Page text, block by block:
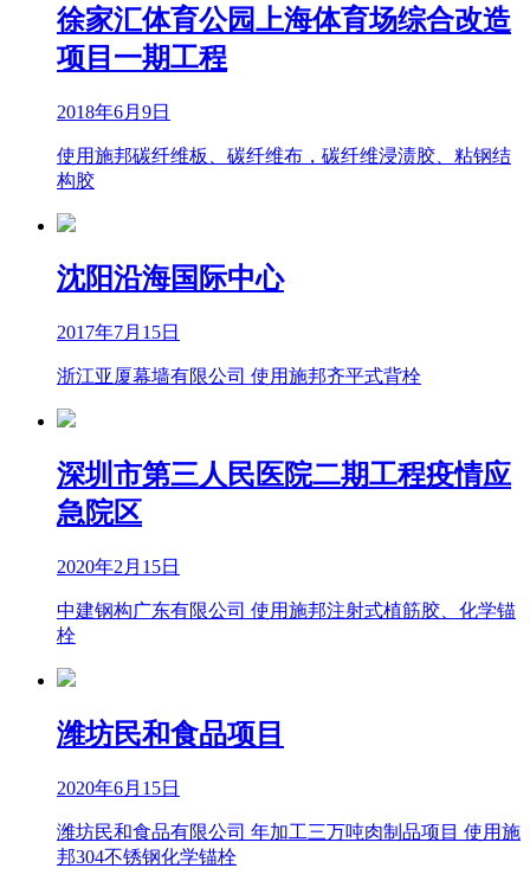
徐家汇体育公园上海体育场综合改造
项目一期工程
2018年6月9日
使用施邦碳纤维板、碳纤维布，碳纤维浸渍胶、粘钢结
构胶
沈阳沿海国际中心
2017年7月15日
浙江亚厦幕墙有限公司 使用施邦齐平式背栓
深圳市第三人民医院二期工程疫情应
急院区
2020年2月15日
中建钢构广东有限公司 使用施邦注射式植筋胶、化学锚
栓
潍坊民和食品项目
2020年6月15日
潍坊民和食品有限公司 年加工三万吨肉制品项目 使用施
邦304不锈钢化学锚栓